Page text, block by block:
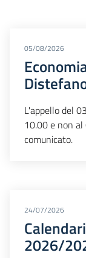
05/08/2026
L'appello del
10.00 e non
comunicato.
24/07/2026
2026/